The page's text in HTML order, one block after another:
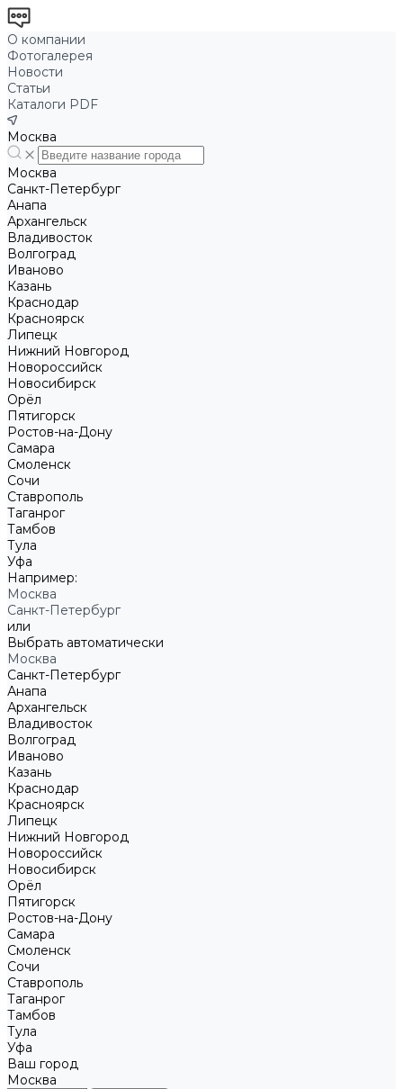
О компании
Фотогалерея
Новости
Статьи
Каталоги PDF
Москва
Москва
Санкт-Петербург
Анапа
Архангельск
Владивосток
Волгоград
Иваново
Казань
Краснодар
Красноярск
Липецк
Нижний Новгород
Новороссийск
Новосибирск
Орёл
Пятигорск
Ростов-на-Дону
Самара
Смоленск
Сочи
Ставрополь
Таганрог
Тамбов
Тула
Уфа
Например:
Москва
Санкт-Петербург
или
Выбрать автоматически
Москва
Санкт-Петербург
Анапа
Архангельск
Владивосток
Волгоград
Иваново
Казань
Краснодар
Красноярск
Липецк
Нижний Новгород
Новороссийск
Новосибирск
Орёл
Пятигорск
Ростов-на-Дону
Самара
Смоленск
Сочи
Ставрополь
Таганрог
Тамбов
Тула
Уфа
Ваш город
Москва